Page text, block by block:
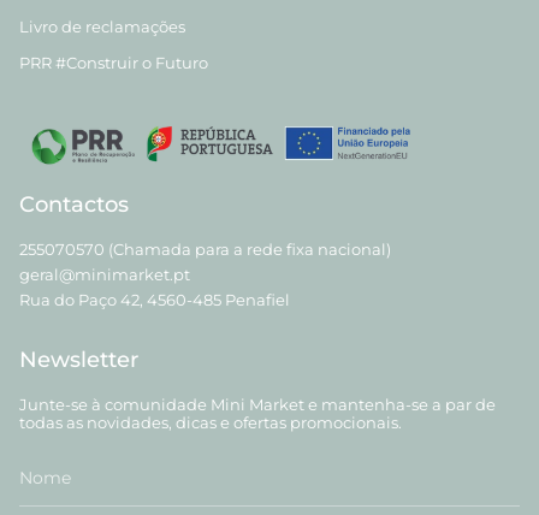
Livro de reclamações
PRR #Construir o Futuro
Contactos
255070570 (Chamada para a rede fixa nacional)
geral@minimarket.pt
Rua do Paço 42, 4560-485 Penafiel
Newsletter
Junte-se à comunidade Mini Market e mantenha-se a par de
todas as novidades, dicas e ofertas promocionais.